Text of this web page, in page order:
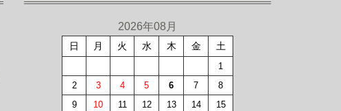
2026年08月
日 月 火 水 木 金 土
1
2
3 4 5 6 7
8
9
10 11 12 13 14
15